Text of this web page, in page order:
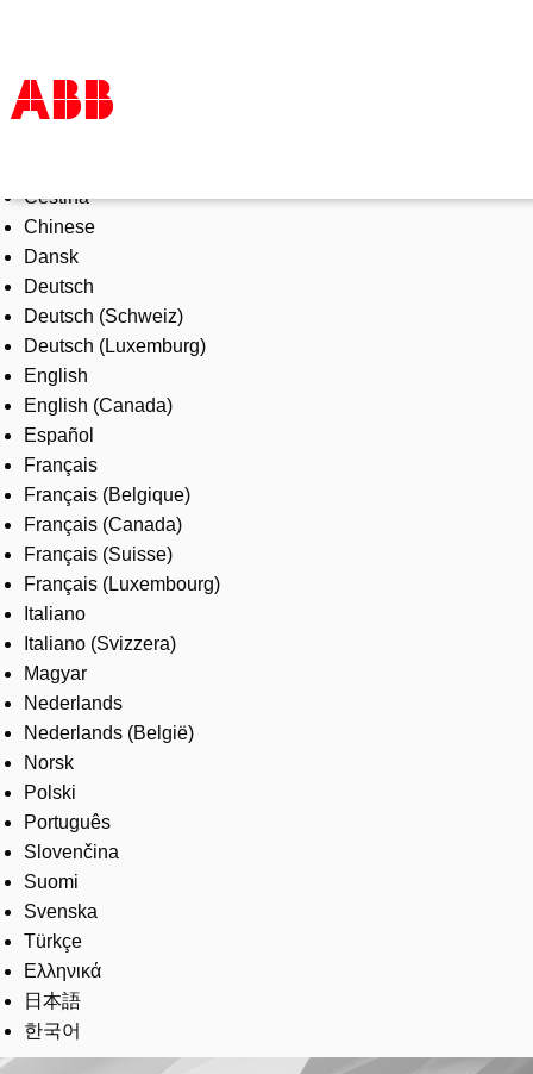
Products & Solutions
Industries
Services
About us
Where to buy
Contact us
Careers
Čeština
Chinese
Dansk
Deutsch
Deutsch (Schweiz)
Deutsch (Luxemburg)
English
English (Canada)
Español
Français
Français (Belgique)
Français (Canada)
Français (Suisse)
Français (Luxembourg)
Italiano
Italiano (Svizzera)
Magyar
Nederlands
Nederlands (België)
Norsk
Polski
Português
Slovenčina
Suomi
Svenska
Türkçe
Ελληνικά
日本語
한국어